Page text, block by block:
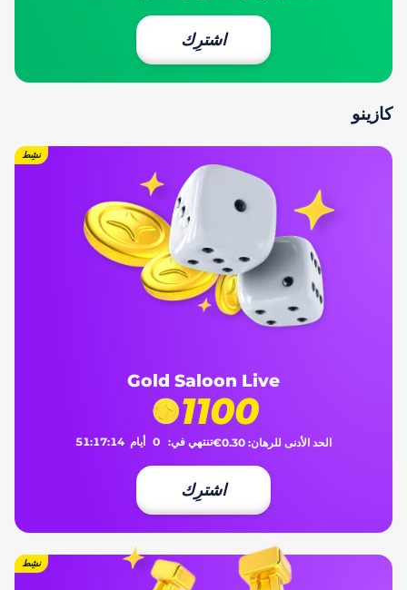
اشترِك
كازينو
نشِط
Gold Saloon Live
1100
الحد الأدنى للرهان: €0.30تنتهي في: 0 أيام 14
:
17
:
51
اشترِك
نشِط